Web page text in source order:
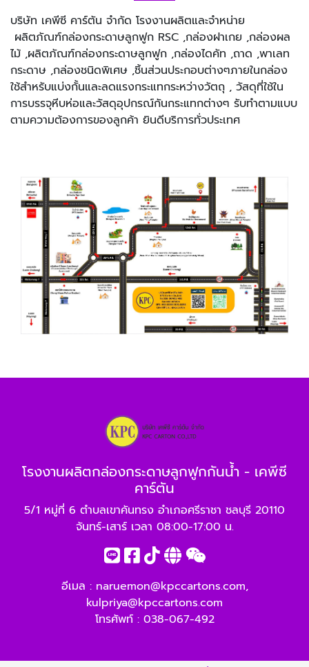
บริษัท เคพีซี คาร์ตัน จำกัด โรงงานผลิตและจำหน่าย
ผลิตภัณฑ์กล่องกระดาษลูกฟูก RSC ,กล่องฝาเกย ,กล่องผล
ไม้ ,ผลิตภัณฑ์กล่องกระดาษลูกฟูก ,กล่องไดคัท ,ถาด ,พาเลท
กระดาษ ,กล่องชนิดพิเศษ ,ชิ้นส่วนประกอบต่างๆภายในกล่อง
ใช้สำหรับแบ่งกั้นและลดแรงกระแทกระหว่างวัตถุ , วัสดุที่ใช้ใน
การบรรจุหีบห่อและวัสดุอุปกรณ์กันกระแทกต่างๆ รับทำตามแบบ
ตามความต้องการของลูกค้า ยินดีบริการทั่วประเทศ
โรงงานผลิตกล่องกระดาษลูกฟูกกันน้ำ - เคพีซี
คาร์ตัน
5/1 หมู่ที่ 6 ตำบลเขาคันทรง อำเภอศรีราชา ชลบุรี 20110
จันทร์-เสาร์ เวลา 08:00-17:00 น.
อีเมล : naruemon@kpccartons.com,
kulpriya@kpccartons.com
โทรศัพท์ : 038-067-492